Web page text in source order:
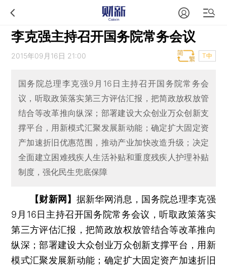
李克强主持召开国务院常务会议
2015年09月16日 21:00 T中
国务院总理李克强9月16日主持召开国务院常务会
议，听取政策落实第三方评估汇报，把简政放权放管
结合等改革推向纵深；部署建设大众创业万众创新支
撑平台，用新模式汇聚发展新动能；确定扩大固定资
产加速折旧优惠范围，推动产业加快改造升级；决定
全面建立困难残疾人生活补贴和重度残疾人护理补贴
制度，强化民生兜底保障
【财新网】 据新华网消息，国务院总理李克强
9月16日主持召开国务院常务会议，听取政策落实
第三方评估汇报，把简政放权放管结合等改革推向
纵深；部署建设大众创业万众创新支撑平台，用新
模式汇聚发展新动能；确定扩大固定资产加速折旧